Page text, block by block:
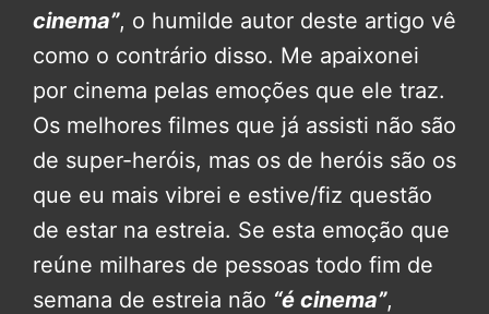
cinema”, o humilde autor deste artigo vê
como o contrário disso. Me apaixonei
por cinema pelas emoções que ele traz.
Os melhores filmes que já assisti não são
de super-heróis, mas os de heróis são os
que eu mais vibrei e estive/fiz questão
de estar na estreia. Se esta emoção que
reúne milhares de pessoas todo fim de
semana de estreia não “é cinema”,